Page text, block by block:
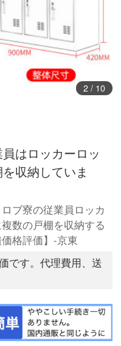
3/ 10
はロッカーロッ
収納していま
ブ寮の従業員ロッカ
数の戸棚を収納する
格評価】-京東
です。代理費用、送